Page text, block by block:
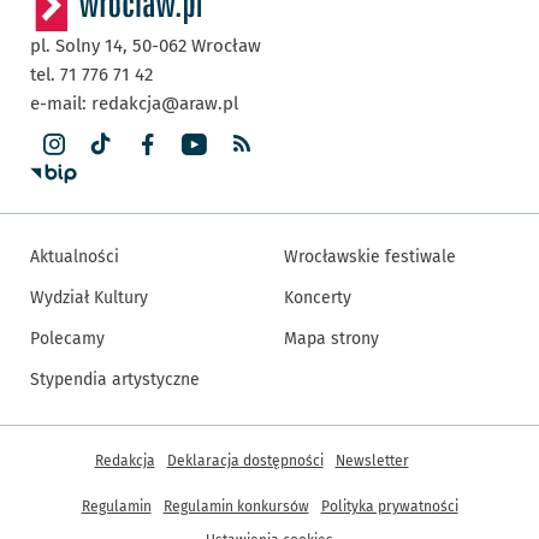
pl. Solny 14, 50-062 Wrocław
tel. 71 776 71 42
e-mail: redakcja@araw.pl
Aktualności
Wydział Kultury
Polecamy
Stypendia artystyczne
Wrocławskie festiwale
Koncerty
Mapa strony
Inne informacje
Redakcja Deklaracja dostępności Newsletter
Regulamin Regulamin konkursów
Polityka prywatności